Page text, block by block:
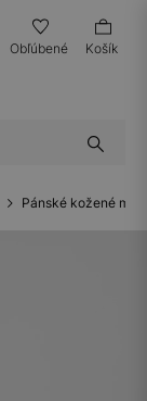
Obľúbené Košík
Pánské kožené